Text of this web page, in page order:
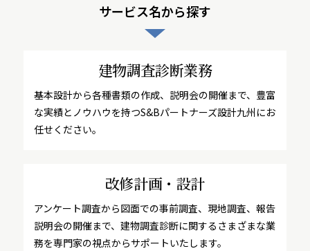
サービス名から探す
建物調査診断業務
基本設計から各種書類の作成、説明会の開催まで、豊富
な実績とノウハウを持つS&Bパートナーズ設計九州にお
任せください。
改修計画・設計
アンケート調査から図面での事前調査、現地調査、報告
説明会の開催まで、建物調査診断に関するさまざまな業
務を専門家の視点からサポートいたします。